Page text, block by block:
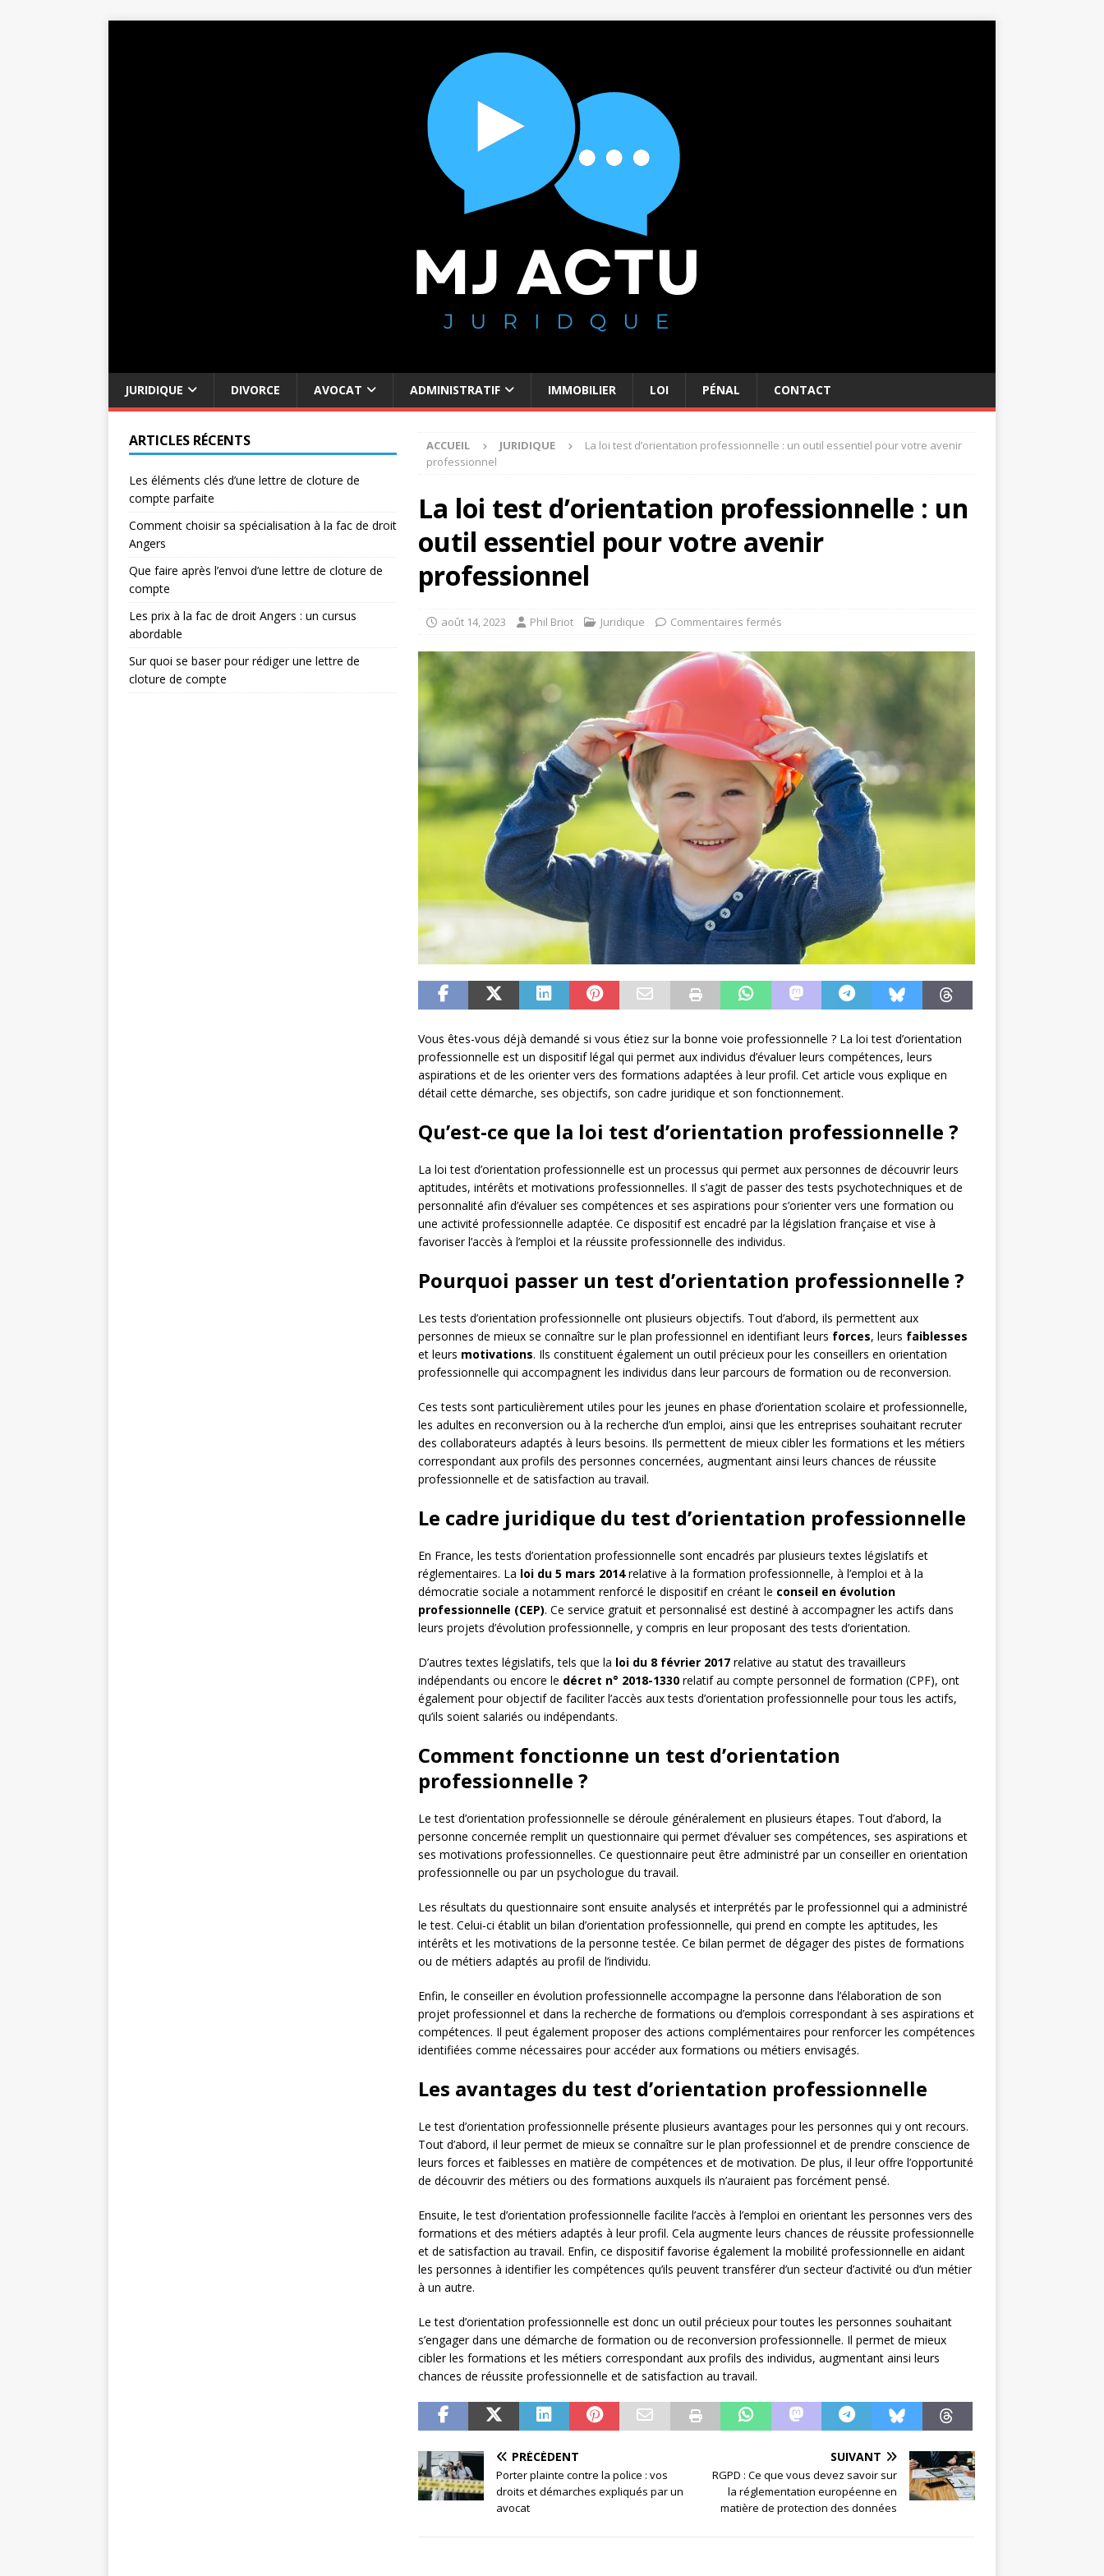
JURIDIQUE DIVORCE AVOCAT ADMINISTRATIF IMMOBILIER LOI PÉNAL CONTACT
ACCUEIL JURIDIQUE
La loi test d’orientation professionnelle : un outil essentiel pour votre avenir
professionnel
La loi test d’orientation professionnelle : un
outil essentiel pour votre avenir
professionnel
août 14, 2023 Phil Briot Juridique Commentaires fermés
Vous êtes-vous déjà demandé si vous étiez sur la bonne voie professionnelle ? La loi test d’orientation
professionnelle est un dispositif légal qui permet aux individus d’évaluer leurs compétences, leurs
aspirations et de les orienter vers des formations adaptées à leur profil. Cet article vous explique en
détail cette démarche, ses objectifs, son cadre juridique et son fonctionnement.
Qu’est-ce que la loi test d’orientation professionnelle ?
La loi test d’orientation professionnelle est un processus qui permet aux personnes de découvrir leurs
aptitudes, intérêts et motivations professionnelles. Il s’agit de passer des tests psychotechniques et de
personnalité afin d’évaluer ses compétences et ses aspirations pour s’orienter vers une formation ou
une activité professionnelle adaptée. Ce dispositif est encadré par la législation française et vise à
favoriser l’accès à l’emploi et la réussite professionnelle des individus.
Pourquoi passer un test d’orientation professionnelle ?
Les tests d’orientation professionnelle ont plusieurs objectifs. Tout d’abord, ils permettent aux
personnes de mieux se connaître sur le plan professionnel en identifiant leurs forces, leurs faiblesses
et leurs motivations. Ils constituent également un outil précieux pour les conseillers en orientation
professionnelle qui accompagnent les individus dans leur parcours de formation ou de reconversion.
Ces tests sont particulièrement utiles pour les jeunes en phase d’orientation scolaire et professionnelle,
les adultes en reconversion ou à la recherche d’un emploi, ainsi que les entreprises souhaitant recruter
des collaborateurs adaptés à leurs besoins. Ils permettent de mieux cibler les formations et les métiers
correspondant aux profils des personnes concernées, augmentant ainsi leurs chances de réussite
professionnelle et de satisfaction au travail.
Le cadre juridique du test d’orientation professionnelle
En France, les tests d’orientation professionnelle sont encadrés par plusieurs textes législatifs et
réglementaires. La loi du 5 mars 2014relative à la formation professionnelle, à l’emploi et à la
démocratie sociale a notamment renforcé le dispositif en créant le conseil en évolution
professionnelle (CEP). Ce service gratuit et personnalisé est destiné à accompagner les actifs dans
leurs projets d’évolution professionnelle, y compris en leur proposant des tests d’orientation.
D’autres textes législatifs, tels que la loi du 8 février 2017relative au statut des travailleurs
indépendants ou encore le décret n° 2018-1330relatif au compte personnel de formation (CPF), ont
également pour objectif de faciliter l’accès aux tests d’orientation professionnelle pour tous les actifs,
qu’ils soient salariés ou indépendants.
Comment fonctionne un test d’orientation
professionnelle ?
Le test d’orientation professionnelle se déroule généralement en plusieurs étapes. Tout d’abord, la
personne concernée remplit un questionnaire qui permet d’évaluer ses compétences, ses aspirations et
ses motivations professionnelles. Ce questionnaire peut être administré par un conseiller en orientation
professionnelle ou par un psychologue du travail.
Les résultats du questionnaire sont ensuite analysés et interprétés par le professionnel qui a administré
le test. Celui-ci établit un bilan d’orientation professionnelle, qui prend en compte les aptitudes, les
intérêts et les motivations de la personne testée. Ce bilan permet de dégager des pistes de formations
ou de métiers adaptés au profil de l’individu.
Enfin, le conseiller en évolution professionnelle accompagne la personne dans l’élaboration de son
projet professionnel et dans la recherche de formations ou d’emplois correspondant à ses aspirations et
compétences. Il peut également proposer des actions complémentaires pour renforcer les compétences
identifiées comme nécessaires pour accéder aux formations ou métiers envisagés.
Les avantages du test d’orientation professionnelle
Le test d’orientation professionnelle présente plusieurs avantages pour les personnes qui y ont recours.
Tout d’abord, il leur permet de mieux se connaître sur le plan professionnel et de prendre conscience de
leurs forces et faiblesses en matière de compétences et de motivation. De plus, il leur offre l’opportunité
de découvrir des métiers ou des formations auxquels ils n’auraient pas forcément pensé.
Ensuite, le test d’orientation professionnelle facilite l’accès à l’emploi en orientant les personnes vers des
formations et des métiers adaptés à leur profil. Cela augmente leurs chances de réussite professionnelle
et de satisfaction au travail. Enfin, ce dispositif favorise également la mobilité professionnelle en aidant
les personnes à identifier les compétences qu’ils peuvent transférer d’un secteur d’activité ou d’un métier
à un autre.
Le test d’orientation professionnelle est donc un outil précieux pour toutes les personnes souhaitant
s’engager dans une démarche de formation ou de reconversion professionnelle. Il permet de mieux
cibler les formations et les métiers correspondant aux profils des individus, augmentant ainsi leurs
chances de réussite professionnelle et de satisfaction au travail.
PRÉCÉDENT
Porter plainte contre la police : vos
droits et démarches expliqués par un
avocat
SUIVANT
RGPD : Ce que vous devez savoir sur
la réglementation européenne en
matière de protection des données
ARTICLES RÉCENTS
Les éléments clés d’une lettre de cloture de
compte parfaite
Comment choisir sa spécialisation à la fac de droit
Angers
Que faire après l’envoi d’une lettre de cloture de
compte
Les prix à la fac de droit Angers : un cursus
abordable
Sur quoi se baser pour rédiger une lettre de
cloture de compte